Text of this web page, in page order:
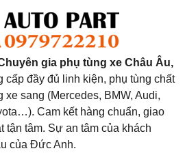
gia phụ tùng xe Châu Âu,
cấp đầy đủ linh kiện, phụ tùng chất
xe sang (Mercedes, BMW, Audi,
Cam kết hàng chuẩn, giao
tận tâm. Sự an tâm của khách
của Đức Anh.